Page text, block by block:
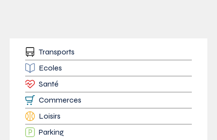
Transports
Ecoles
Santé
Commerces
Loisirs
Parking